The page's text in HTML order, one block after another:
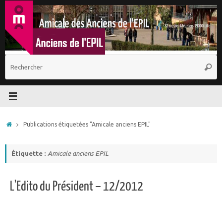
Passer
contenu
:
Accueil
Publications étiquetées "Amicale anciens EPIL"
Étiquette : Amicale anciens EPIL
L'Edito du Président – 12/2012